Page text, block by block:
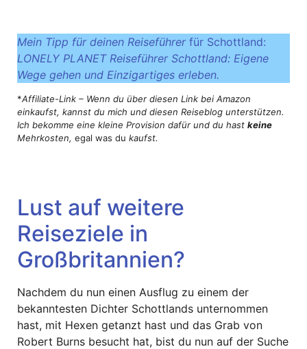
Mein Tipp für deinen Reiseführerfür Schottland:
LONELY PLANET Reiseführer Schottland: Eigene
Wege gehen und Einzigartiges erleben.
*Affiliate-Link – Wenn du über diesen Link bei Amazon
einkaufst, kannst du mich und diesen Reiseblog unterstützen.
Ich bekomme eine kleine Provision dafür und du hast keine
Mehrkosten, egal was du kaufst.
Lust auf weitere
Reiseziele in
Großbritannien?
Nachdem du nun einen Ausflug zu einem der
bekanntesten Dichter Schottlands unternommen
hast, mit Hexen getanzt hast und das Grab von
Robert Burns besucht hat, bist du nun auf der Suche